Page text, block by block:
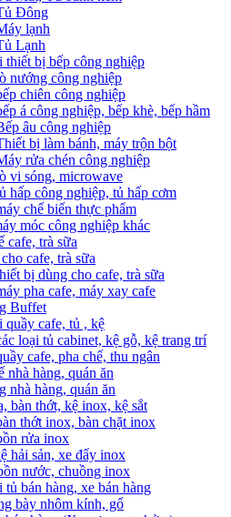
Đông
lạnh
Lạnh
thiết bị bếp công nghiệp
nướng công nghiệp
chiên công nghiệp
á công nghiệp, bếp khè, bếp hầm
âu công nghiệp
bị làm bánh, máy trộn bột
rửa chén công nghiệp
vi sóng, microwave
hấp công nghiệp, tủ hấp cơm
chế biến thực phẩm
móc công nghiệp khác
cafe, trà sữa
cafe, trà sữa
bị dùng cho cafe, trà sữa
pha cafe, máy xay cafe
Buffet
quầy cafe, tủ , kệ
loại tủ cabinet, kệ gỗ, kệ trang trí
cafe, pha chế, thu ngân
nhà hàng, quán ăn
nhà hàng, quán ăn
bàn thớt, kệ inox, kệ sắt
thớt inox, bàn chặt inox
rửa inox
hải sản, xe đẩy inox
nước, chuồng inox
bán hàng, xe bán hàng
bày nhôm kính, gổ